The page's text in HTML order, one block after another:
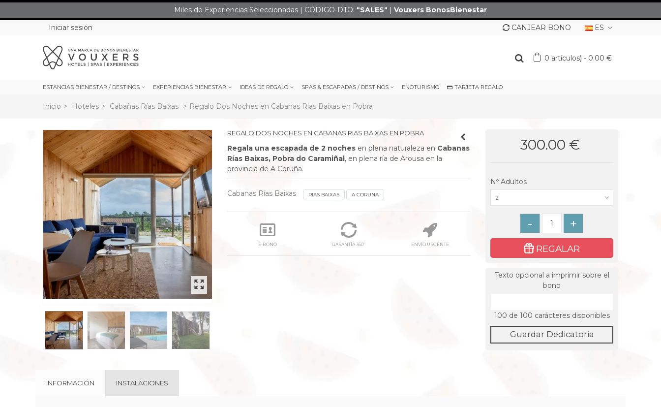
Miles de Experiencias Seleccionadas | CÓDIGO-DTO: "SALES" | Vouxers BonosBienestar
Iniciar sesión
ES
CANJEAR BONO
0 artículos) - 0.00 €
ESTANCIAS BIENESTAR / DESTINOS EXPERIENCIAS BIENESTAR IDEAS DE REGALO SPAS & ESCAPADAS / DESTINOS ENOTURISMO TARJETA REGALO
Inicio > Hoteles > Cabañas Rías Baixas > Regalo Dos Noches en Cabanas Rias Baixas en Pobra
REGALO DOS NOCHES EN CABANAS RIAS BAIXAS EN POBRA
Regala una escapada de 2 noches en plena naturaleza en Cabanas
Rías Baixas, Pobra do Caramiñal, en plena ría de Arousa en la
provincia de A Coruña.
Cabanas Rías Baixas RIAS BAIXAS A CORUNA
E-BONO GARANTÍA 360º ENVÍO URGENTE
300.00 €
Nº Adultos
2
- +
REGALAR
Texto opcional a imprimir sobre el
bono
100 de 100 carácteres disponibles
Guardar Dedicatoria
INFORMACIÓN INSTALACIONES